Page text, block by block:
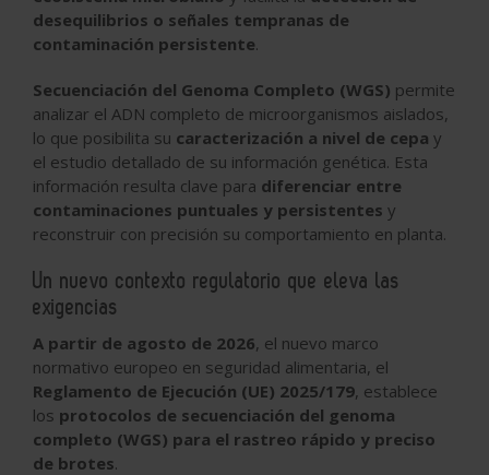
desequilibrios o señales tempranas de
contaminación persistente.
Secuenciación del Genoma Completo (WGS) permite
analizar el ADN completo de microorganismos aislados,
lo que posibilita su caracterización a nivel de cepa y
el estudio detallado de su información genética. Esta
información resulta clave para diferenciar entre
contaminaciones puntuales y persistentes y
reconstruir con precisión su comportamiento en planta.
Un nuevo contexto regulatorio que eleva las
exigencias
A partir de agosto de 2026, el nuevo marco
normativo europeo en seguridad alimentaria, el
Reglamento de Ejecución (UE) 2025/179, establece
los protocolos de secuenciación del genoma
completo (WGS) para el rastreo rápido y preciso
de brotes.